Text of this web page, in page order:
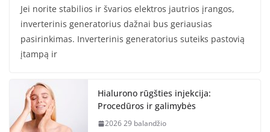
Jei norite stabilios ir švarios elektros jautrios įrangos,
inverterinis generatorius dažnai bus geriausias
pasirinkimas. Inverterinis generatorius suteiks pastovią
įtampą ir
Hialurono rūgšties injekcija:
Procedūros ir galimybės
2026 29 balandžio